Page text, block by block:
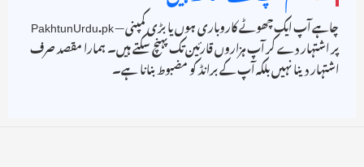
چاہے آپ ایک چھوٹے کاروباری ہوں یا بڑی کمپنی — PakhtunUrdu.pk
پر اشتہار دے کر آپ ہزاروں قارئین تک پہنچ سکتے ہیں۔ ہمارا مقصد صرف
اشتہار دینا نہیں بلکہ آپ کے برانڈ کو مضبوط بنانا ہے۔